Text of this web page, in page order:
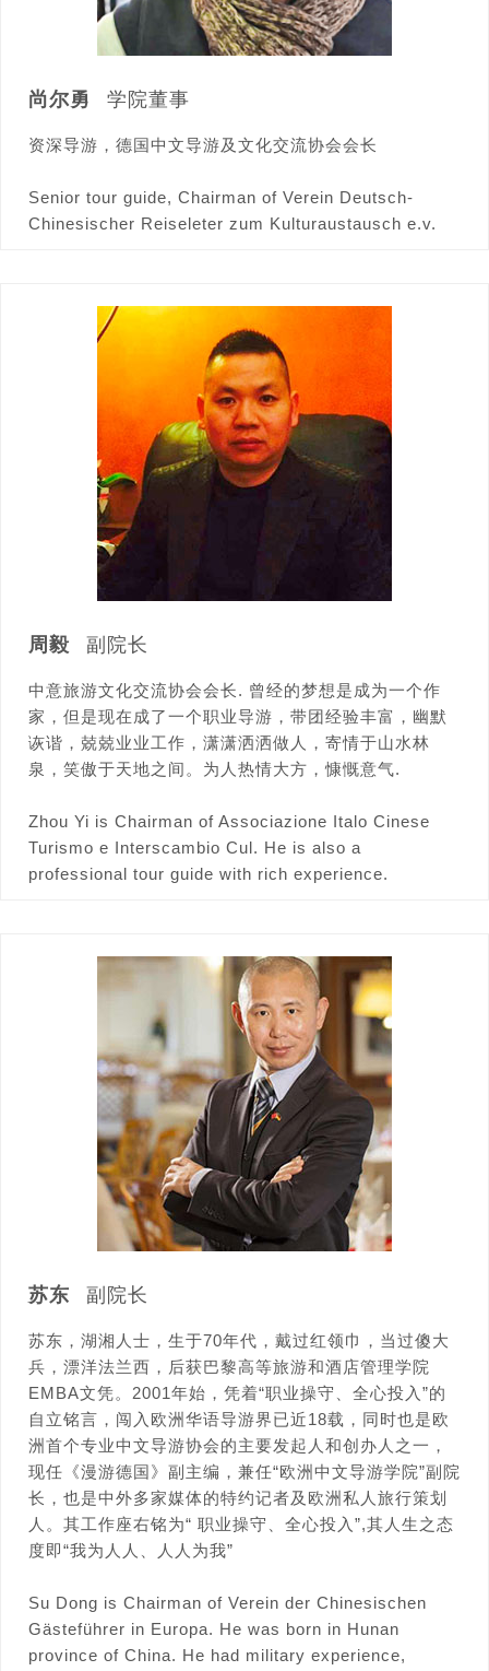
尚尔勇 学院董事
资深导游，德国中文导游及文化交流协会会长
Senior tour guide, Chairman of Verein Deutsch-
Chinesischer Reiseleter zum Kulturaustausch e.v.
周毅 副院长
中意旅游文化交流协会会长. 曾经的梦想是成为一个作
家，但是现在成了一个职业导游，带团经验丰富，幽默
诙谐，兢兢业业工作，潇潇洒洒做人，寄情于山水林
泉，笑傲于天地之间。为人热情大方，慷慨意气.
Zhou Yi is Chairman of Associazione Italo Cinese
Turismo e Interscambio Cul. He is also a
professional tour guide with rich experience.
苏东 副院长
苏东，湖湘人士，生于70年代，戴过红领巾，当过傻大
兵，漂洋法兰西，后获巴黎高等旅游和酒店管理学院
EMBA文凭。2001年始，凭着“职业操守、全心投入”的
自立铭言，闯入欧洲华语导游界已近18载，同时也是欧
洲首个专业中文导游协会的主要发起人和创办人之一，
现任《漫游德国》副主编，兼任“欧洲中文导游学院”副院
长，也是中外多家媒体的特约记者及欧洲私人旅行策划
人。其工作座右铭为“ 职业操守、全心投入”,其人生之态
度即“我为人人、人人为我”
Su Dong is Chairman of Verein der Chinesischen
Gästeführer in Europa. He was born in Hunan
province of China. He had military experience,